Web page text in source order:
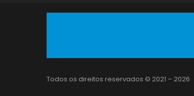
Todos os direitos reservados © 2021 – 2026